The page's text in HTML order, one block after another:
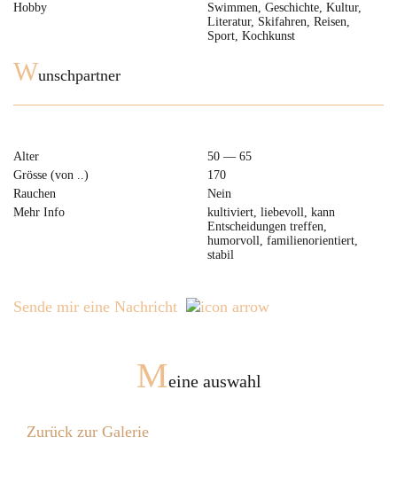
Hobby
Swimmen, Geschichte, Kultur,
Literatur, Skifahren, Reisen,
Sport, Kochkunst
Wunschpartner
Alter
50 — 65
Grösse (von ..)
170
Rauchen
Nein
Mehr Info
kultiviert, liebevoll, kann
Entscheidungen treffen,
humorvoll, familienorientiert,
stabil
Sende mir eine Nachricht
Meine auswahl
Zurück zur Galerie